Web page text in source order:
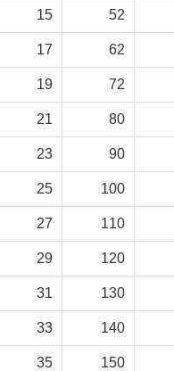
52
15
62
17
72
19
80
21
90
23
100
25
110
27
120
29
130
31
140
33
150
35